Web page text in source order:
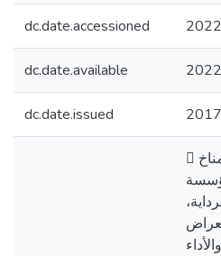
dc.date.accessioned
dc.date.available
dc.date.issued
￾ تهدف الدراسة الحالية إلى معرفة أثر المناخ